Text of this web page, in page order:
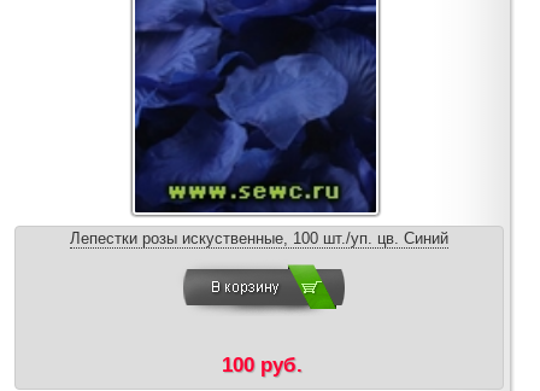
Лепестки розы искуственные, 100 шт./уп. цв. Синий
100 руб.